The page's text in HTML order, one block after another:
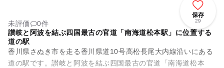
保存
29
未評価
0件
讃岐と阿波を結ぶ四国最古の官道「南海道松本駅」に位置する
道の駅
香川県さぬき市を走る香川県道10号高松長尾大内線沿いにある
道の駅です。讃岐と阿波を結ぶ四国最古の官道「南海道松本